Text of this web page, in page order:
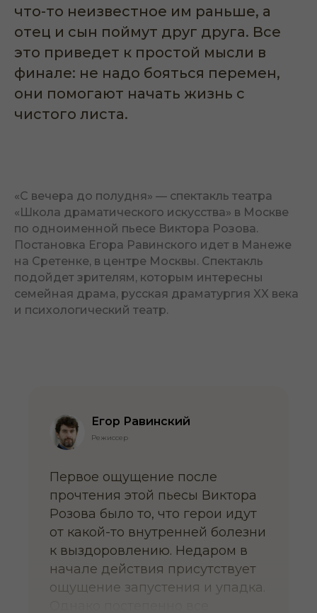
что-то неизвестное им раньше, а
отец и сын поймут друг друга. Все
это приведет к простой мысли в
финале: не надо бояться перемен,
они помогают начать жизнь с
чистого листа.
«С вечера до полудня» — спектакль театра
«Школа драматического искусства» в Москве
по одноименной пьесе Виктора Розова.
Постановка Егора Равинского идет в Манеже
на Сретенке, в центре Москвы. Спектакль
подойдет зрителям, которым интересны
семейная драма, русская драматургия XX века
и психологический театр.
Егор Равинский
Режиссер
Первое ощущение после
прочтения этой пьесы Виктора
Розова было то, что герои идут
от какой-то внутренней болезни
к выздоровлению. Недаром в
начале действия присутствует
ощущение запустения и упадка.